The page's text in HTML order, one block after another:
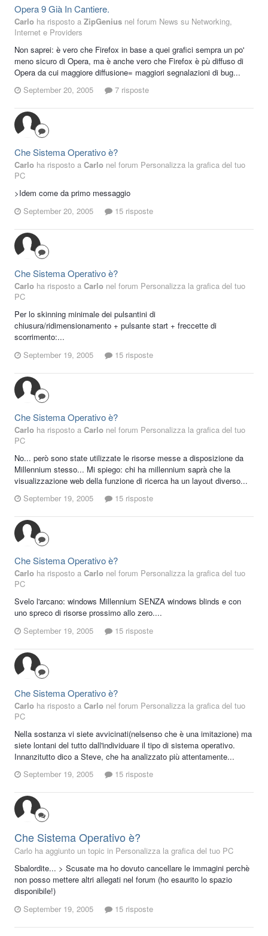
Opera 9 Già In Cantiere.
Carlo ha risposto a ZipGenius nel forum News su Networking,
Internet e Providers
Non saprei: è vero che Firefox in base a quei grafici sempra un po'
meno sicuro di Opera, ma è anche vero che Firefox è pù diffuso di
Opera da cui maggiore diffusione= maggiori segnalazioni di bug...
September 20, 2005
7 risposte
Che Sistema Operativo è?
Carlo ha risposto a Carlo nel forum Personalizza la grafica del tuo
PC
>Idem come da primo messaggio
September 20, 2005
15 risposte
Che Sistema Operativo è?
Carlo ha risposto a Carlo nel forum Personalizza la grafica del tuo
PC
Per lo skinning minimale dei pulsantini di
chiusura/ridimensionamento + pulsante start + freccette di
scorrimento:...
September 19, 2005
15 risposte
Che Sistema Operativo è?
Carlo ha risposto a Carlo nel forum Personalizza la grafica del tuo
PC
No... però sono state utilizzate le risorse messe a disposizione da
Millennium stesso... Mi spiego: chi ha millennium saprà che la
visualizzazione web della funzione di ricerca ha un layout diverso...
September 19, 2005
15 risposte
Che Sistema Operativo è?
Carlo ha risposto a Carlo nel forum Personalizza la grafica del tuo
PC
Svelo l'arcano: windows Millennium SENZA windows blinds e con
uno spreco di risorse prossimo allo zero....
September 19, 2005
15 risposte
Che Sistema Operativo è?
Carlo ha risposto a Carlo nel forum Personalizza la grafica del tuo
PC
Nella sostanza vi siete avvicinati(nelsenso che è una imitazione) ma
siete lontani del tutto dall'individuare il tipo di sistema operativo.
Innanzitutto dico a Steve, che ha analizzato più attentamente...
September 19, 2005
15 risposte
Che Sistema Operativo è?
Carlo ha aggiunto un topic in Personalizza la grafica del tuo PC
Sbalordite... > Scusate ma ho dovuto cancellare le immagini perchè
non posso mettere altri allegati nel forum (ho esaurito lo spazio
disponibile!)
September 19, 2005
15 risposte